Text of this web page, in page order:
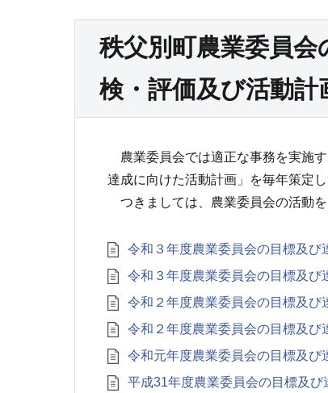
秩父別町農業委員
検・評価及び活動
農業委員会では適正な事務を実施
達成に向けた活動計画」を毎年策定し
つきましては、農業委員会の活動を
令和３年度農業委員会の目標及び
令和３年度農業委員会の目標及び
令和２年度農業委員会の目標及び
令和２年度農業委員会の目標及び
令和元年度農業委員会の目標及び
平成31年度農業委員会の目標及